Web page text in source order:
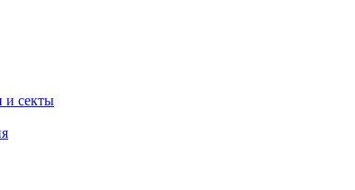
и секты